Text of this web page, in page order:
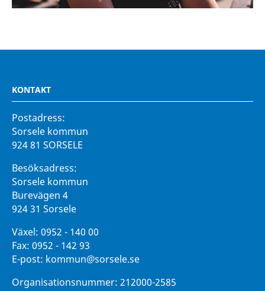
KONTAKT
Postadress:
Sorsele kommun
924 81 SORSELE
Besöksadress:
Sorsele kommun
Burevägen 4
924 31 Sorsele
Växel: 0952 - 140 00
Fax: 0952 - 142 93
E-post: kommun@sorsele.se
Organisationsnummer: 212000-2585